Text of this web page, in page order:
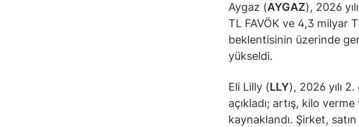
Aygaz (AYGAZ), 2026
TL FAVÖK ve 4,3 milyar
beklentisinin üzerinde
yükseldi.
Eli Lilly (LLY), 2026 yılı
açıkladı; artış, kilo
kaynaklandı. Şirket,